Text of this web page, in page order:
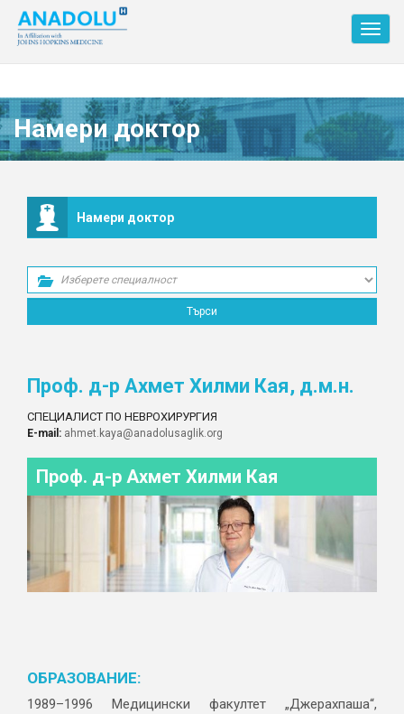
Намери доктор
Намери доктор
Проф. д-р Ахмет Хилми Кая, д.м.н.
СПЕЦИАЛИСТ ПО НЕВРОХИРУРГИЯ
E-mail: ahmet.kaya@anadolusaglik.org
Проф. д-р Ахмет Хилми Кая
ОБРАЗОВАНИЕ:
1989–1996 Медицински факултет „Джерахпаша“,